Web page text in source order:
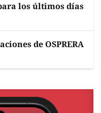
los últimos días
de OSPRERA